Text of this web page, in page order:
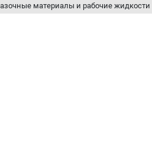
материалы и рабочие жидкости